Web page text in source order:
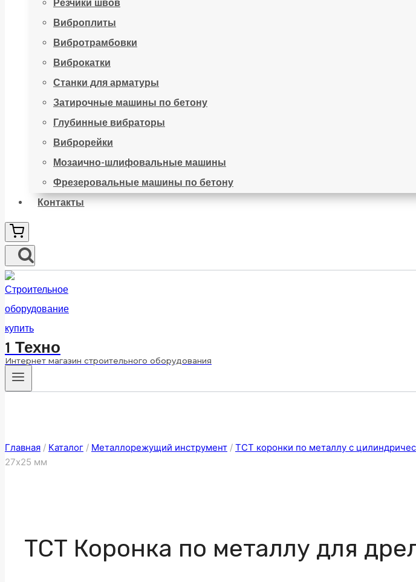
Резчики швов
Виброплиты
Вибротрамбовки
Виброкатки
Станки для арматуры
Затирочные машины по бетону
Глубинные вибраторы
Виброрейки
Мозаично-шлифовальные машины
Фрезеровальные машины по бетону
Контакты
1 Техно
Интернет магазин строительного оборудования
Главная / Каталог / Металлорежущий инструмент / ТСТ коронки по металлу с
27х25 мм
ТСТ Коронка по металлу для